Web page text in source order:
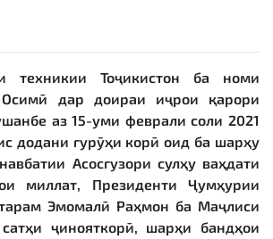
техникии Тоҷикистон ба номи
дар доираи иҷрои қарори
аз 15-уми феврали соли 2021
додани гурӯҳи корӣ оид ба шарҳу
Асосгузори сулҳу ваҳдати
миллат, Президенти Ҷумҳурии
Эмомалӣ Раҳмон ба Маҷлиси
ҷинояткорӣ, шарҳи бандҳои